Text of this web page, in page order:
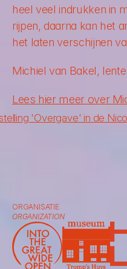
heel veel indrukken in
rijpen, daarna kan het
het laten verschijnen
Michiel van Bakel,
Lees hier meer over
'Overgave' in de
ORGANISATIE
ORGANIZATION